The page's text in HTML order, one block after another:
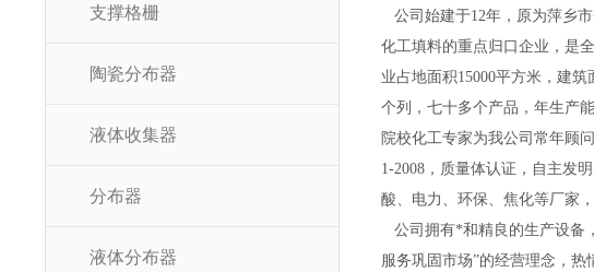
支撑格栅
陶瓷分布器
液体收集器
分布器
液体分布器
公司始建于12年，原为萍乡
化工填料的重点归口企业，是
业占地面积15000平方米，建
个列，七十多个产品，年生产
院校化工专家为我公司常年顾
1-2008，质量体认证，自主发
酸、电力、环保、焦化等厂家
公司拥有*和精良的生产设备
服务巩固市场”的经营理念，热